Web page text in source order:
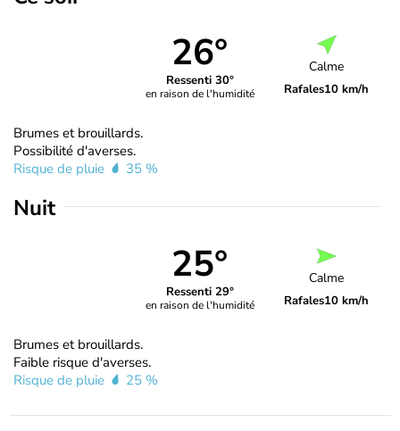
26°
Ressenti 30°
en raison de l'humidité
Calme
Rafales10 km/h
Brumes et brouillards.
Possibilité d'averses.
Risque de pluie
35 %
Nuit
25°
Ressenti 29°
en raison de l'humidité
Calme
Rafales10 km/h
Brumes et brouillards.
Faible risque d'averses.
Risque de pluie
25 %